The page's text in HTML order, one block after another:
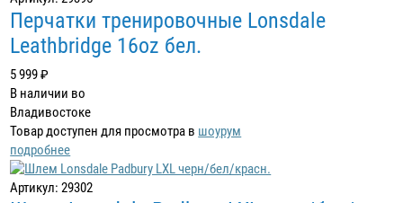
Перчатки тренировочные Lonsdale
Leathbridge 16oz бел.
5 999 ₽
В наличии во
Владивостоке
Товар доступен для просмотра в шоурум
подробнее
Артикул: 29302